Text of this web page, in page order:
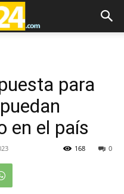
para
en el país
0
168